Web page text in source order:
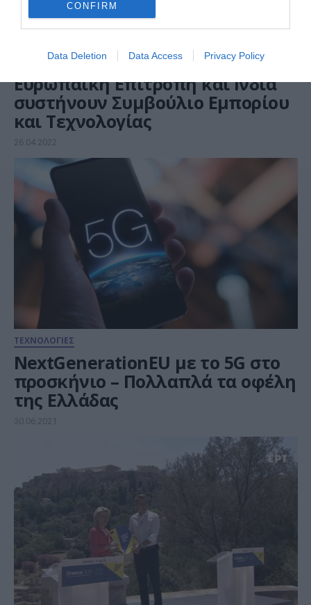
CONFIRM
Data Deletion Data Access Privacy Policy
ΕΥΡΩΠΑΪΚΗ ΕΠΙΤΡΟΠΗ
Ευρωπαϊκή Επιτροπή και Ινδία
συστήνουν Συμβούλιο Εμπορίου
και Τεχνολογίας
26.04.2022
ΤΕΧΝΟΛΟΓΙΕΣ
NextGenerationEU με το 5G στο
προσκήνιο – Πολλαπλά τα οφέλη
της Ελλάδας
30.06.2021